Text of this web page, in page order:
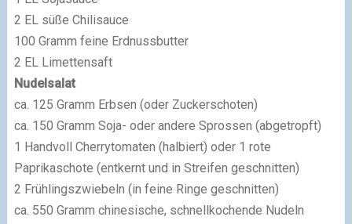
2 EL süße Chilisauce
100 Gramm feine Erdnussbutter
2 EL Limettensaft
Nudelsalat
ca. 125 Gramm Erbsen (oder Zuckerschoten)
ca. 150 Gramm Soja- oder andere Sprossen (abgetropft)
1 Handvoll Cherrytomaten (halbiert) oder 1 rote
Paprikaschote (entkernt und in Streifen geschnitten)
2 Frühlingszwiebeln (in feine Ringe geschnitten)
ca. 550 Gramm chinesische, schnellkochende Nudeln